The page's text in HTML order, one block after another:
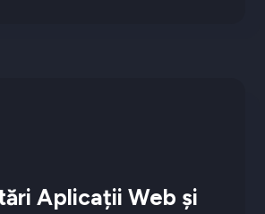
Aplicații Web și